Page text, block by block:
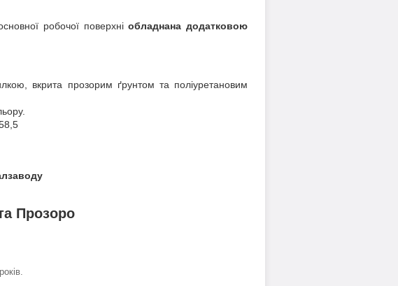
робочої поверхніобладнана додатковою
вкрита прозорим ґрунтом та поліуретановим
Прозоро